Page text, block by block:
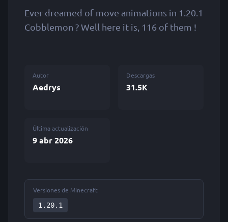
Ever dreamed of move animations in 1.20.1
Cobblemon ? Well here it is, 116 of them !
Autor
Aedrys
Descargas
31.5K
Última actualización
9 abr 2026
Versiones de Minecraft
1.20.1